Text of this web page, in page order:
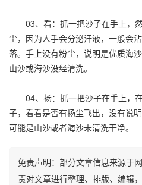
03、看：抓一把沙子在手上，
尘，因为人手会分泌汗液，一般会
落。手上没有粉尘，说明是优质海
山沙或海沙没经清洗。
04、扬：抓一把沙子在手上，
子，看看是否有扬尘飞出，没有说
可能是山沙或者海沙未清洗干净。
免责声明：部分文章信息来源于
责对文章进行整理、排版、编辑